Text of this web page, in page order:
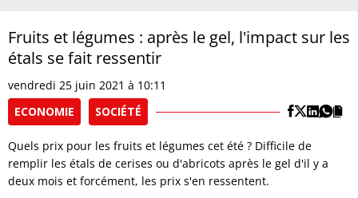
Fruits et légumes : après le gel, l'impact sur les
étals se fait ressentir
vendredi 25 juin 2021 à 10:11
ECONOMIE
SOCIÉTÉ
Quels prix pour les fruits et légumes cet été ? Difficile de
remplir les étals de cerises ou d'abricots après le gel d'il y a
deux mois et forcément, les prix s'en ressentent.